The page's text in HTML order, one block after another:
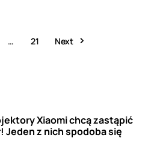
… 21 Next
Xiaomi chcą zastąpić
Jeden z nich spodoba się